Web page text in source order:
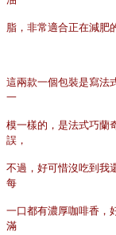
脂，非常適合正在減肥
這兩款一個包裝是寫法
一
模一樣的，是法式巧蘭
誤，
不過，好可惜沒吃到我
每
一口都有濃厚咖啡香，
滿